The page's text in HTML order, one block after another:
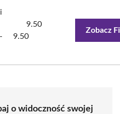
9.50
9.50
Zobacz
o widoczność swojej